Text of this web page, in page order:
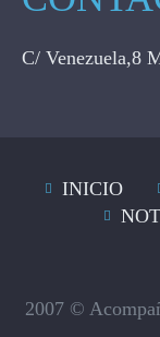
C/ Venezuela,8
INICIO
2007 ©